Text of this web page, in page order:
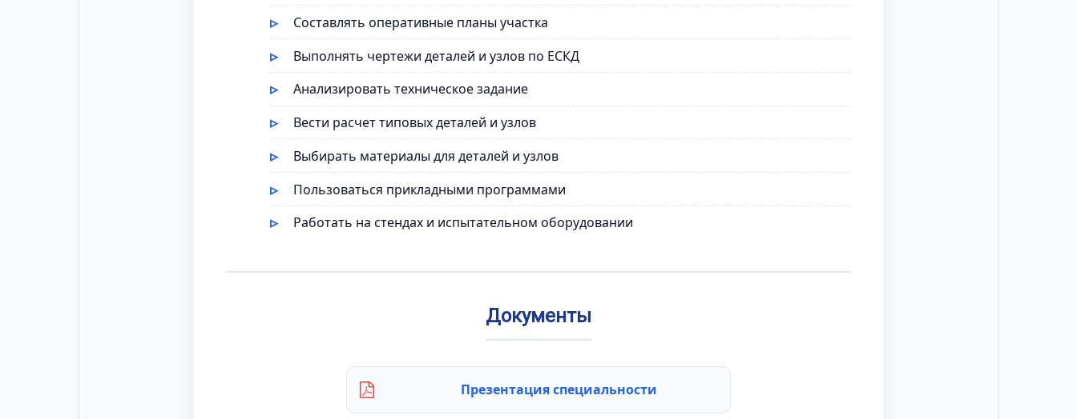
Составлять оперативные планы участка
Выполнять чертежи деталей и узлов по ЕСКД
Анализировать техническое задание
Вести расчет типовых деталей и узлов
Выбирать материалы для деталей и узлов
Пользоваться прикладными программами
Работать на стендах и испытательном оборудовании
Документы
Презентация специальности